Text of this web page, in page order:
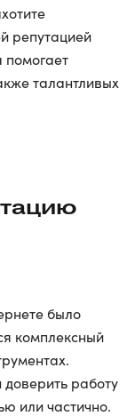
репутацией
помогает
талантливых
было
комплексный
работу
или частично.